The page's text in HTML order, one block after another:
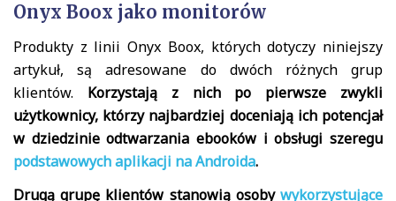
Onyx Boox jako monitorów
Produkty z linii Onyx Boox, których dotyczy niniejszy
artykuł, są adresowane do dwóch różnych grup
klientów. Korzystają z nich po pierwsze zwykli
użytkownicy, którzy najbardziej doceniają ich potencjał
w dziedzinie odtwarzania ebooków i obsługi szeregu
podstawowych aplikacji na Androida.
Drugą grupę klientów stanowią osoby wykorzystujące